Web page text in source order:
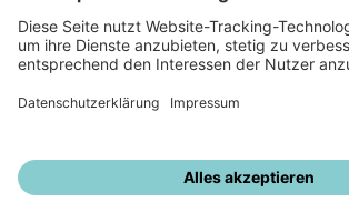
Unsere weiteren Angebote
IBC SOLAR Webseite